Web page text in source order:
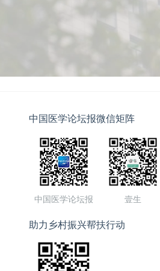
中国医学论坛报微信矩阵
中国医学论坛报 壹生
助力乡村振兴帮扶行动